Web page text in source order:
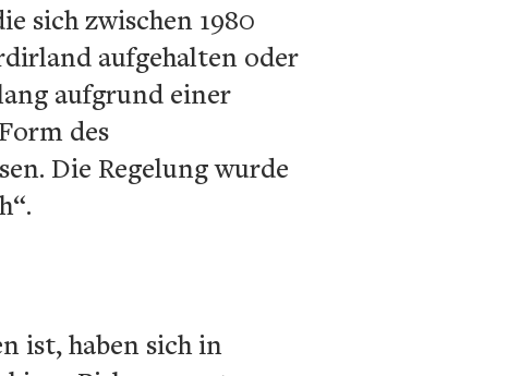
sich zwischen 1980
aufgehalten oder
aufgrund einer
des
Die Regelung wurde
ist, haben sich in